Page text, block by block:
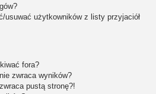
usuwać użytkowników z listy przyjaciół
fora?
zwraca wyników?
pustą stronę?!